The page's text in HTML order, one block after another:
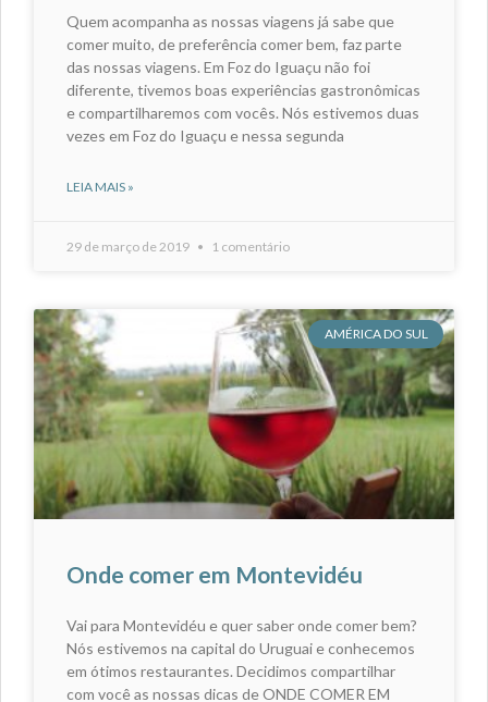
Quem acompanha as nossas viagens já sabe que
comer muito, de preferência comer bem, faz parte
das nossas viagens. Em Foz do Iguaçu não foi
diferente, tivemos boas experiências gastronômicas
e compartilharemos com vocês. Nós estivemos duas
vezes em Foz do Iguaçu e nessa segunda
LEIA MAIS »
29 de março de 2019 1 comentário
AMÉRICA DO SUL
Onde comer em Montevidéu
Vai para Montevidéu e quer saber onde comer bem?
Nós estivemos na capital do Uruguai e conhecemos
em ótimos restaurantes. Decidimos compartilhar
com você as nossas dicas de ONDE COMER EM